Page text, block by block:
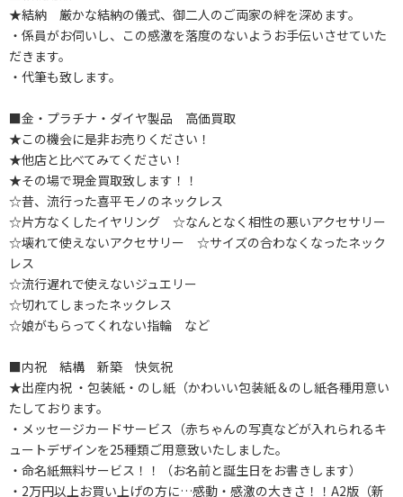
★結納 厳かな結納の儀式、御二人のご両家の絆を深めます。
・係員がお伺いし、この感激を落度のないようお手伝いさせていた
だきます。
・代筆も致します。
■金・プラチナ・ダイヤ製品 高価買取
★この機会に是非お売りください！
★他店と比べてみてください！
★その場で現金買取致します！！
☆昔、流行った喜平モノのネックレス
☆片方なくしたイヤリング ☆なんとなく相性の悪いアクセサリー
☆壊れて使えないアクセサリー ☆サイズの合わなくなったネック
レス
☆流行遅れで使えないジュエリー
☆切れてしまったネックレス
☆娘がもらってくれない指輪 など
■内祝 結構 新築 快気祝
★出産内祝 ・包装紙・のし紙（かわいい包装紙＆のし紙各種用意い
たしております。
・メッセージカードサービス（赤ちゃんの写真などが入れられるキ
ュートデザインを25種類ご用意致いたしました。
・命名紙無料サービス！！（お名前と誕生日をお書きします）
・2万円以上お買い上げの方に…感動・感激の大きさ！！A2版（新